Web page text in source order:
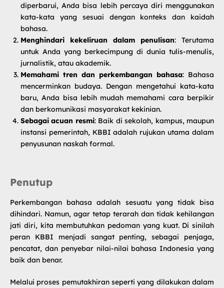
diperbarui, Anda bisa lebih percaya diri menggunakan
kata-kata yang sesuai dengan konteks dan kaidah
bahasa.
Menghindari kekeliruan dalam penulisan: Terutama
untuk Anda yang berkecimpung di dunia tulis-menulis,
jurnalistik, atau akademik.
Memahami tren dan perkembangan bahasa: Bahasa
mencerminkan budaya. Dengan mengetahui kata-kata
baru, Anda bisa lebih mudah memahami cara berpikir
dan berkomunikasi masyarakat kekinian.
Sebagai acuan resmi: Baik di sekolah, kampus, maupun
instansi pemerintah, KBBI adalah rujukan utama dalam
penyusunan naskah formal.
Penutup
Perkembangan bahasa adalah sesuatu yang tidak bisa
dihindari. Namun, agar tetap terarah dan tidak kehilangan
jati diri, kita membutuhkan pedoman yang kuat. Di sinilah
peran KBBI menjadi sangat penting, sebagai penjaga,
pencatat, dan penyebar nilai-nilai bahasa Indonesia yang
baik dan benar.
Melalui proses pemutakhiran seperti yang dilakukan dalam